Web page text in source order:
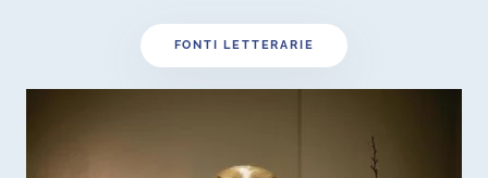
FONTI LETTERARIE